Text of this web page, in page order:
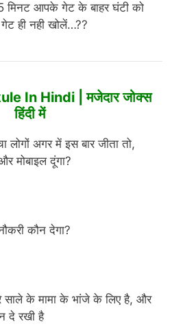
मिनट आपके गेट के बाहर घंटी को
ही नही खोलें…??
In Hindi | मजेदार जोक्स
हिंदी में
अगर में इस बार जीता तो,
मोबाइल दूंगा?
कौन देगा?
साले के मामा के भांजे के लिए है, और
दे रखी है